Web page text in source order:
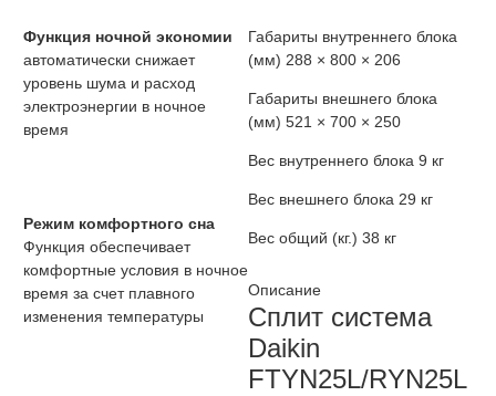
Функция ночной экономии
автоматически снижает
уровень шума и расход
электроэнергии в ночное
время
Режим комфортного сна
Функция обеспечивает
комфортные условия в ночное
время за счет плавного
изменения температуры
Габариты внутреннего блока
(мм) 288 × 800 × 206
Габариты внешнего блока
(мм) 521 × 700 × 250
Вес внутреннего блока 9 кг
Вес внешнего блока 29 кг
Вес общий (кг.) 38 кг
Описание
Сплит система
Daikin
FTYN25L/RYN25L